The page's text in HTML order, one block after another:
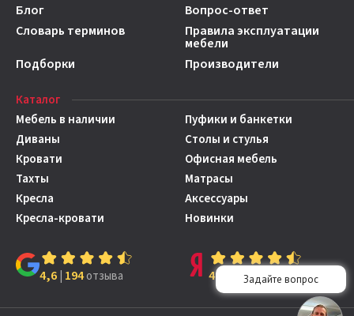
Блог
Вопрос-ответ
Словарь терминов
Правила эксплуатации
мебели
Подборки
Производители
Каталог
Мебель в наличии
Диваны
Кровати
Тахты
Кресла
Кресла-кровати
Пуфики и банкетки
Столы и стулья
Офисная мебель
Матрасы
Аксессуары
Новинки
4,6| 194отзыва 4,7 149отзывов